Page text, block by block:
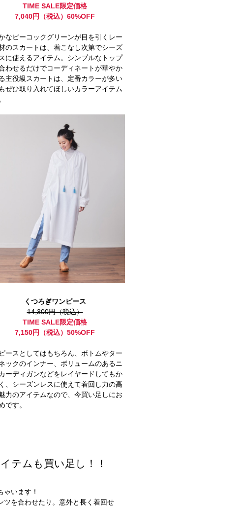
TIME SALE限定価格
7,040円（税込）60%OFF
なピーコックグリーンが目を引くレー
のスカートは、着こなし次第でシーズ
に使えるアイテム。シンプルなトップ
わせるだけでコーディネートが華やか
主役級スカートは、定番カラーが多い
ぜひ取り入れてほしいカラーアイテム
くつろぎワンピース
14,300円（税込）
TIME SALE限定価格
7,150円（税込）50%OFF
ースとしてはもちろん、ボトムやター
ックのインナー、ボリュームのあるニ
ーディガンなどをレイヤードしてもか
、シーズンレスに使えて着回し力の高
力のアイテムなので、今買い足しにお
です。
テムも買い足し！！
います！
ツを合わせたり。意外と長く着回せ